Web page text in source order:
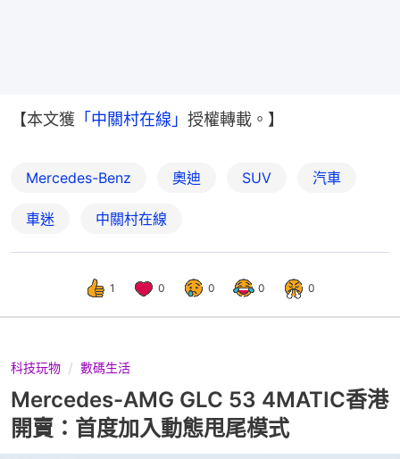
【本文獲 「中關村在線」 授權轉載。】
Mercedes-Benz 奧迪 SUV 汽車
車迷 中關村在線
1 0 0 0 0
科技玩物 數碼生活
Mercedes-AMG GLC 53 4MATIC香港
開賣：首度加入動態甩尾模式